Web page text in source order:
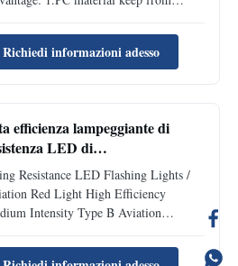
2.Major Maintenance Cost
overload protection device inside
3.Strong anticorrosion , anti seismic
Richiedi informazioni adesso
efficienza lampeggiante di
LED di
luce rossa di
Resistance LED Flashing Lights /
Red Light High Efficiency
Intensity Type B Aviation
light. For high rise buildings